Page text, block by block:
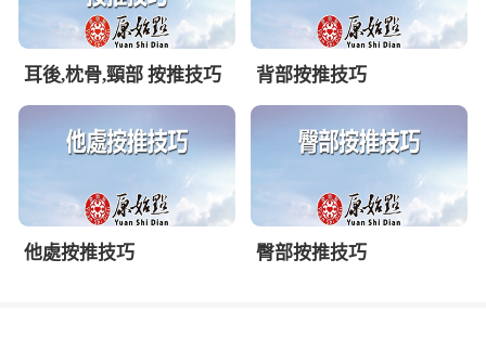
耳後,枕骨,頸部 按推技巧 背部按推技巧
他處按推技巧 臀部按推技巧